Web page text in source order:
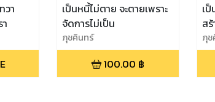
วา
เป็นหนี้ไม่ตาย จะตายเพราะ
จัดการไม่เป็น
ภุชคินทร์
100.00 ฿
เ
สร้
ภุ